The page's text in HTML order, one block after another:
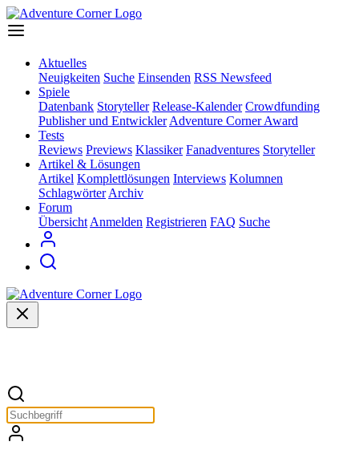
Aktuelles
Neuigkeiten Suche Einsenden RSS Newsfeed
Spiele
Datenbank Storyteller Release-Kalender Crowdfunding
Publisher und Entwickler Adventure Corner Award
Tests
Reviews Previews Klassiker Fanadventures Storyteller
Artikel & Lösungen
Artikel Komplettlösungen Interviews Kolumnen
Schlagwörter Archiv
Forum
Übersicht Anmelden Registrieren FAQ Suche